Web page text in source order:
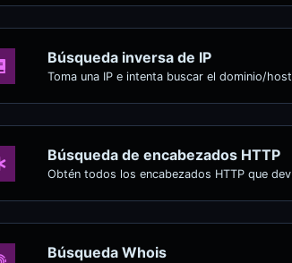
Búsqueda inversa de IP
Toma una IP e intenta buscar el dominio/
Búsqueda de encabezados HTTP
Obtén todos los encabezados HTTP que
Búsqueda Whois